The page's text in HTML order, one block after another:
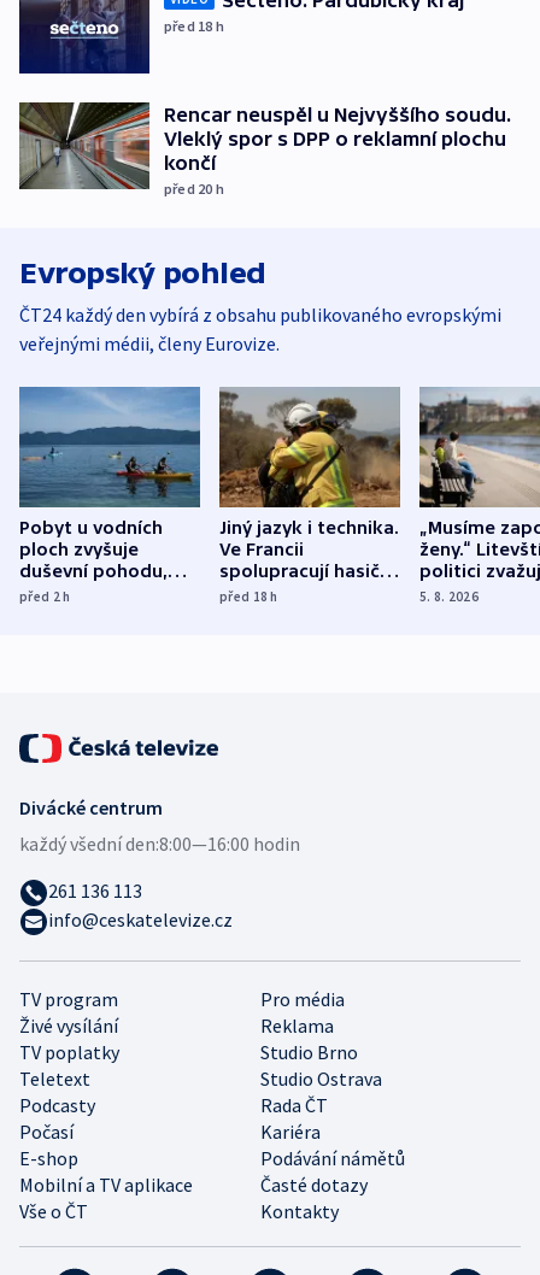
před 18 h
Rencar neuspěl u Nejvyššího soudu.
Vleklý spor s DPP o reklamní plochu
končí
před 20 h
Evropský pohled
ČT24 každý den vybírá z obsahu publikovaného evropskými
veřejnými médii, členy Eurovize.
Pobyt u vodních
ploch zvyšuje
duševní pohodu,
ukázala
před 2h
Jiný jazyk i technika.
Ve Francii
spolupracují hasiči z
různých zemí
před 18h
„Musíme
ženy.“
politici
dohodu o
5. 8. 2026
TV program
Pro média
Živé vysílání
Reklama
TV poplatky
Studio Brno
Teletext
Studio Ostrava
Podcasty
Rada ČT
Počasí
Kariéra
E-shop
Podávání námětů
Mobilní a TV aplikace
Časté dotazy
Vše o ČT
Kontakty
Divácké centrum
každý všední den:8:00—16:00 hodin
261 136 113
info@ceskatelevize.cz